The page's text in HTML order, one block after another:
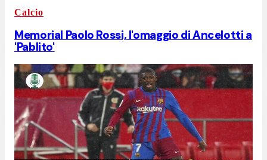
Calcio
Memorial Paolo Rossi, l'omaggio di Ancelotti a
'Pablito'